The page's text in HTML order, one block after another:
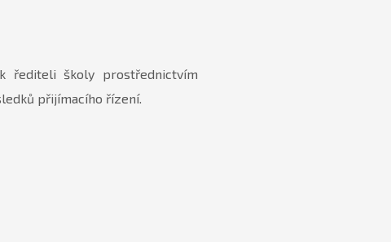
řediteli školy prostřednictvím
přijímacího řízení.